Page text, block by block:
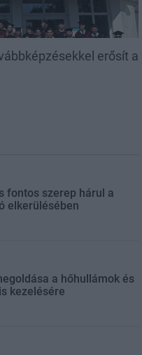
erősít a
fontos szerep hárul a
elkerülésében
a hőhullámok és
kezelésére